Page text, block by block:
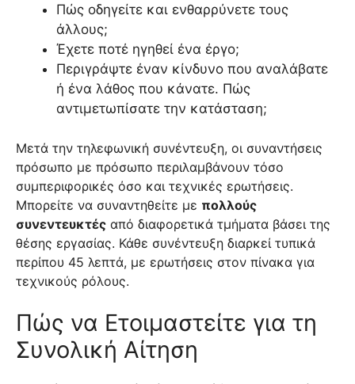
Πώς οδηγείτε και ενθαρρύνετε τους
άλλους;
Έχετε ποτέ ηγηθεί ένα έργο;
Περιγράψτε έναν κίνδυνο που αναλάβατε
ή ένα λάθος που κάνατε. Πώς
αντιμετωπίσατε την κατάσταση;
Μετά την τηλεφωνική συνέντευξη, οι συναντήσεις
πρόσωπο με πρόσωπο περιλαμβάνουν τόσο
συμπεριφορικές όσο και τεχνικές ερωτήσεις.
Μπορείτε να συναντηθείτε με πολλούς
συνεντευκτές από διαφορετικά τμήματα βάσει της
θέσης εργασίας. Κάθε συνέντευξη διαρκεί τυπικά
περίπου 45 λεπτά, με ερωτήσεις στον πίνακα για
τεχνικούς ρόλους.
Πώς να Ετοιμαστείτε για τη
Συνολική Αίτηση